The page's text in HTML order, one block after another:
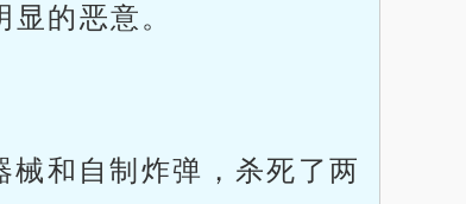
的恶意。
和自制炸弹，杀死了两